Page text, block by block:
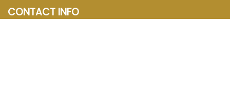
CONTACT INFO